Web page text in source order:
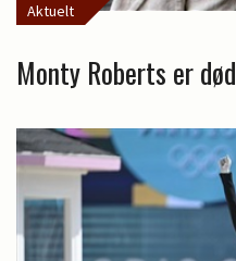
Aktuelt
Monty Roberts er død